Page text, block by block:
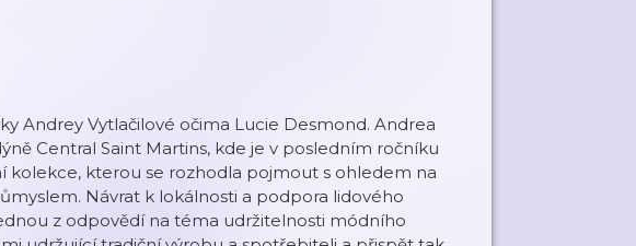
Andrey Vytlačilové očima Lucie Desmond. Andrea
Central Saint Martins, kde je v posledním ročníku
kolekce, kterou se rozhodla pojmout s ohledem na
Návrat k lokálnosti a podpora lidového
z odpovědí na téma udržitelnosti módního